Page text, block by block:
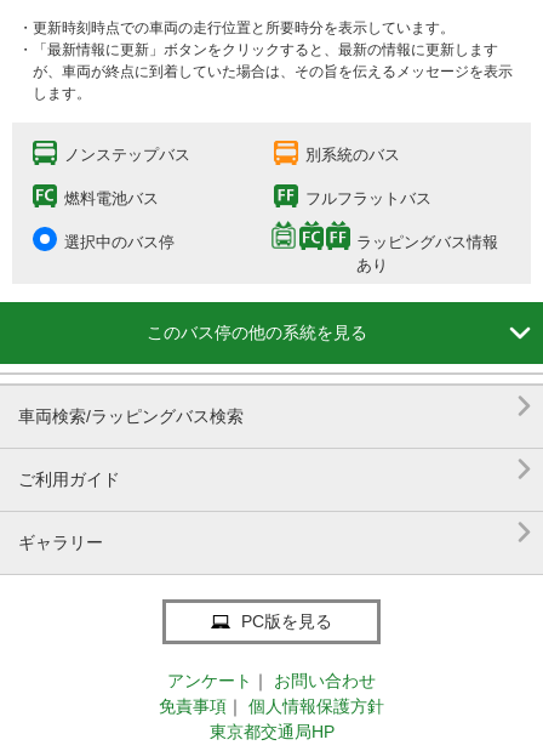
・更新時刻時点での車両の走行位置と所要時分を表示しています。
・「最新情報に更新」ボタンをクリックすると、最新の情報に更新します
が、車両が終点に到着していた場合は、その旨を伝えるメッセージを表示
します。
ノンステップバス 別系統のバス
燃料電池バス フルフラットバス
選択中のバス停
ラッピングバス情報
あり
このバス停の他の系統を見る 
車両検索/ラッピングバス検索 
ご利用ガイド 
ギャラリー 
PC版を見る
アンケート ｜
お問い合わせ
免責事項 ｜
個人情報保護方針
東京都交通局HP